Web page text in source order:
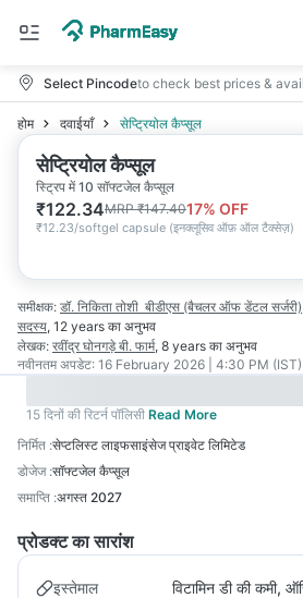
Select Pincodeto check best prices &
होम दवाईयाँ सेप्ट्रियोल कैप्सूल
सेप्ट्रियोल कैप्सूल
स्ट्रिप में 10 सॉफ्टजेल कैप्सूल
₹122.34MRP₹147.4017% OFF
₹12.23/softgel capsule (इनक्लूसिव ऑफ़ ऑल टैक्सेज़)
समीक्षक: डॉ. निकिता तोशी बीडीएस (बैचलर ऑफ डेंटल
सदस्य, 12 years का अनुभव
लेखक: रवींद्र घोनगड़े बी. फार्म, 8 years का अनुभव
नवीनतम अपडेट: 16 February 2026 | 4:30 PM (IST)
15 दिनों की रिटर्न पॉलिसी Read More
निर्मित :सेप्टलिस्ट लाइफसाइंसेज प्राइवेट लिमिटेड
डोजेज :सॉफ्टजेल कैप्सूल
समाप्ति :अगस्त 2027
प्रोडक्ट का सारांश
इस्तेमाल विटामिन डी की कमी,